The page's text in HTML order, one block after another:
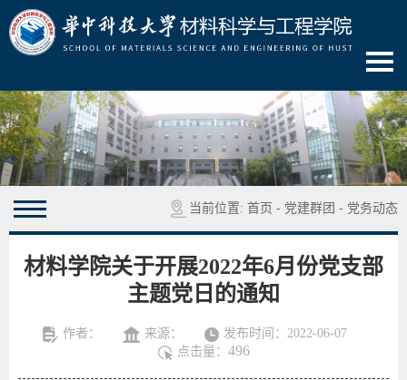
当前位置: 首页 - 党建群团 - 党务动态
材料学院关于开展2022年6月份党支部
主题党日的通知
作者： 来源：
发布时间：2022-06-07
点击量： 496